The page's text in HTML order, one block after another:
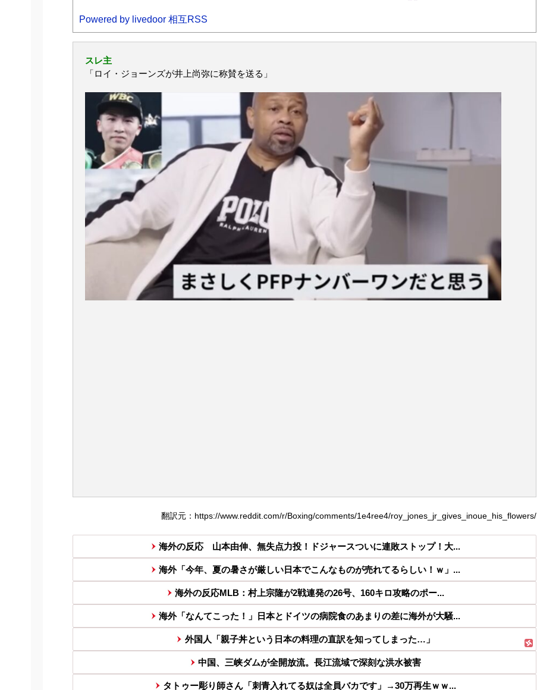
Powered by livedoor 相互RSS
スレ主
「ロイ・ジョーンズが井上尚弥に称賛を送る」
翻訳元：https://www.reddit.com/r/Boxing/comments/1e4ree4/roy_jones_jr_gives_inoue_his_flowers/
海外の反応 山本由伸、無失点力投！ドジャースついに連敗ストップ！大...
海外「今年、夏の暑さが厳しい日本でこんなものが売れてるらしい！ｗ」...
海外の反応MLB：村上宗隆が2戦連発の26号、160キロ攻略のポー...
海外「なんてこった！」日本とドイツの病院食のあまりの差に海外が大騒...
外国人「親子丼という日本の料理の直訳を知ってしまった…」
中国、三峡ダムが全開放流。長江流域で深刻な洪水被害
タトゥー彫り師さん「刺青入れてる奴は全員バカです」→30万再生ｗｗ...